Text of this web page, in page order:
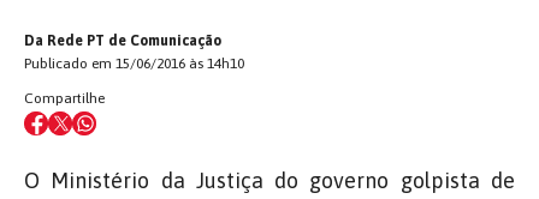
Da Rede PT de Comunicação
Publicado em 15/06/2016 às 14h10
Compartilhe
O Ministério da Justiça do governo golpista de